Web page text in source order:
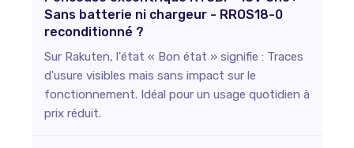
Sans batterie ni chargeur - RROS18-0
reconditionné ?
Sur Rakuten, l'état « Bon état » signifie : Traces
d'usure visibles mais sans impact sur le
fonctionnement. Idéal pour un usage quotidien à
prix réduit.